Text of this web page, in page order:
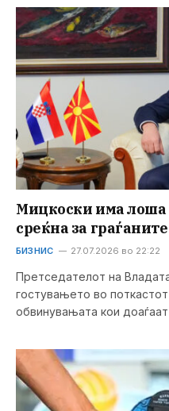
Мицкоски има лоша
среќна за граѓаните
БИЗНИС 27.07.2026 во 22:22
Претседателот на
гостувањето во
обвинувањата кои